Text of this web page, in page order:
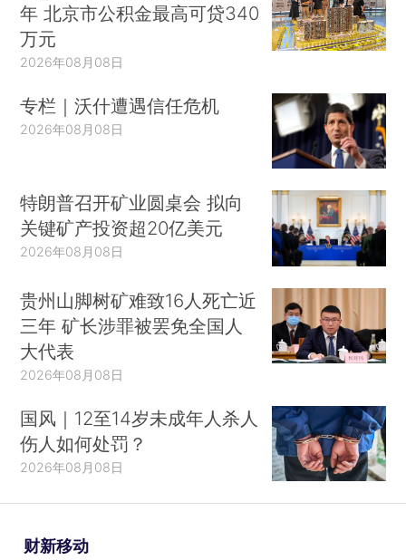
年 北京市公积金最高可贷340
万元
2026年08月08日
专栏｜沃什遭遇信任危机
2026年08月08日
特朗普召开矿业圆桌会 拟向
关键矿产投资超20亿美元
2026年08月08日
贵州山脚树矿难致16人死亡近
三年 矿长涉罪被罢免全国人
大代表
2026年08月08日
国风｜12至14岁未成年人杀人
伤人如何处罚？
2026年08月08日
财新移动